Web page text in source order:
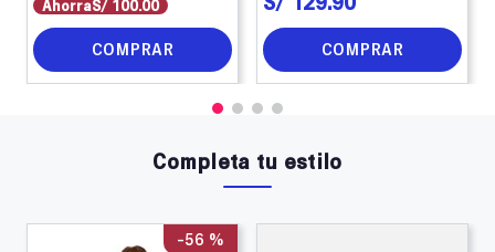
AhorraS/ 100.00
COMPRAR COMPRAR
Completa tu estilo
-56 %